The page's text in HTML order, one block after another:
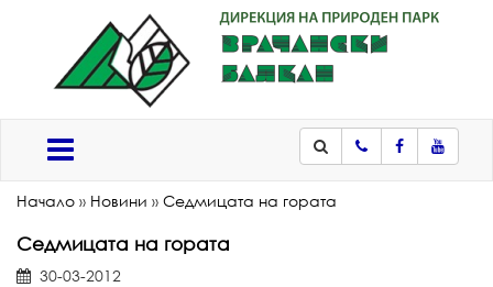
ТелефонFacebook
Начало » Новини » Седмицата на гората
Седмицата на гората
30-03-2012